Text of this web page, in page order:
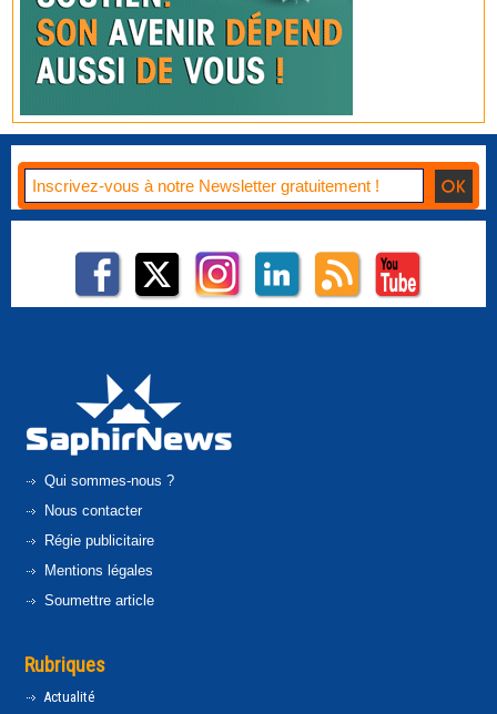
Qui sommes-nous ?
Nous contacter
Régie publicitaire
Mentions légales
Soumettre article
Rubriques
Actualité